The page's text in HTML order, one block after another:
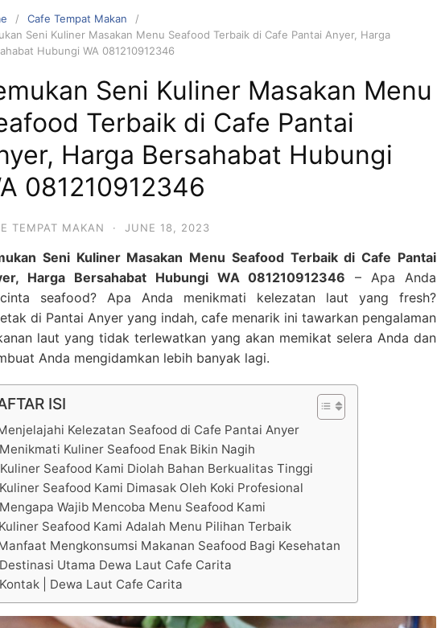
Cafe Tempat Makan
Seni Kuliner Masakan Menu Seafood Terbaik di Cafe Pantai Anyer, Harga
Hubungi WA 081210912346
Seni Kuliner Masakan Menu
Terbaik di Cafe Pantai
Harga Bersahabat Hubungi
081210912346
TEMPAT MAKAN · JUNE 18, 2023
Seni Kuliner Masakan Menu Seafood Terbaik di Cafe Pantai
Harga Bersahabat Hubungi WA 081210912346 – Apa Anda
seafood? Apa Anda menikmati kelezatan laut yang fresh?
di Pantai Anyer yang indah, cafe menarik ini tawarkan pengalaman
laut yang tidak terlewatkan yang akan memikat selera Anda dan
Anda mengidamkan lebih banyak lagi.
ISI
Kelezatan Seafood di Cafe Pantai Anyer
Menikmati Kuliner Seafood Enak Bikin Nagih
Kuliner Seafood Kami Diolah Bahan Berkualitas Tinggi
Kuliner Seafood Kami Dimasak Oleh Koki Profesional
Mengapa Wajib Mencoba Menu Seafood Kami
Kuliner Seafood Kami Adalah Menu Pilihan Terbaik
Mengkonsumsi Makanan Seafood Bagi Kesehatan
Destinasi Utama Dewa Laut Cafe Carita
Kontak | Dewa Laut Cafe Carita